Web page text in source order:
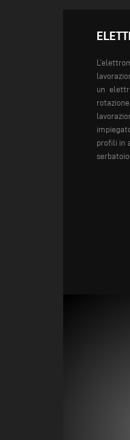
un
profili in